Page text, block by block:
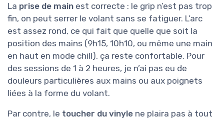
La prise de main est correcte : le grip n’est pas trop
fin, on peut serrer le volant sans se fatiguer. L’arc
est assez rond, ce qui fait que quelle que soit la
position des mains (9h15, 10h10, ou même une main
en haut en mode chill), ça reste confortable. Pour
des sessions de 1 à 2 heures, je n’ai pas eu de
douleurs particulières aux mains ou aux poignets
liées à la forme du volant.
Par contre, le toucher du vinyle ne plaira pas à tout